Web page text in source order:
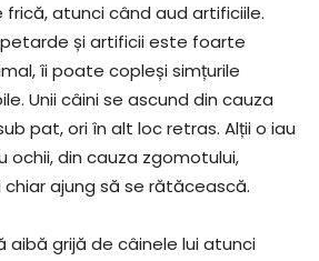
atunci când aud artificiile.
și artificii este foarte
îi poate copleși simțurile
Unii câini se ascund din cauza
pat, ori în alt loc retras. Alții o iau
ochii, din cauza zgomotului,
ajung să se rătăcească.
aibă grijă de câinele lui atunci